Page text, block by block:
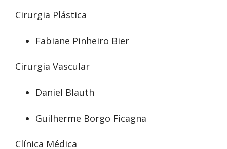
Cirurgia Plástica
Fabiane Pinheiro Bier
Cirurgia Vascular
Daniel Blauth
Guilherme Borgo Ficagna
Clínica Médica